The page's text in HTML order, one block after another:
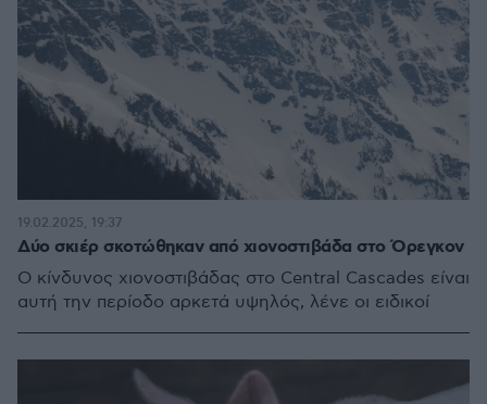
Δύο σκιέρ σκοτώθηκαν από χιονοστιβάδα στο Όρεγκον
Ο κίνδυνος χιονοστιβάδας στο Central Cascades είναι
αυτή την περίοδο αρκετά υψηλός, λένε οι ειδικοί
19.02.2025, 19:37